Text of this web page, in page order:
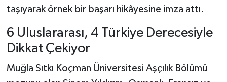
taşıyarak örnek bir başarı hikâyesine imza attı.
6 Uluslararası, 4 Türkiye Derecesiyle
Dikkat Çekiyor
Muğla Sıtkı Koçman Üniversitesi Aşçılık Bölümü
Vefat Haberleri